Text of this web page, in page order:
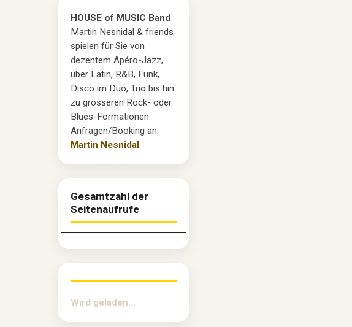
HOUSE of MUSIC Band
Martin Nesnidal & friends
spielen für Sie von
dezentem Apéro-Jazz,
über Latin, R&B, Funk,
Disco im Duo, Trio bis hin
zu grösseren Rock- oder
Blues-Formationen.
Anfragen/Booking an:
Martin Nesnidal.
Gesamtzahl der
Seitenaufrufe
Wird geladen...